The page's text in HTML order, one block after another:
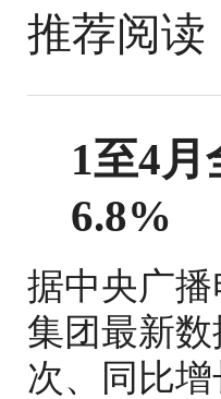
推荐阅读
1至4
6.8%
据中央广
集团最新
次、同比